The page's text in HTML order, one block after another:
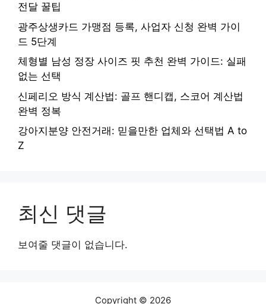
전달 꿀팁
광주상생카드 가맹점 등록, 사업자 신청 완벽 가이
드 5단계
체형별 남성 정장 사이즈 핏 추천 완벽 가이드: 실패
없는 선택
신페리오 방식 계산법: 골프 핸디캡, 스코어 계산법
완벽 정복
강아지분양 안전거래: 믿을만한 업체와 선택법 A to
Z
최신 댓글
보여줄 댓글이 없습니다.
Copyright © 2026